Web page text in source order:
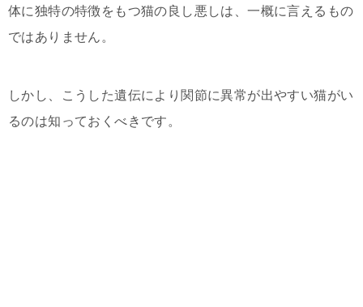
体に独特の特徴をもつ猫の良し悪しは、一概に言えるもの
ではありません。
しかし、こうした遺伝により関節に異常が出やすい猫がい
るのは知っておくべきです。